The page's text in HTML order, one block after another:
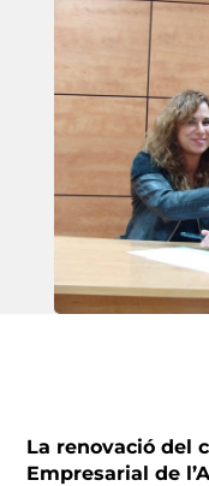
La renovació del
Empresarial de